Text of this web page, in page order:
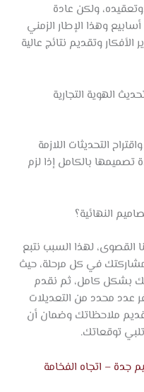
ولكن عادة
تستغرق عملية التصميم من 2 إلى 6 أسابيع وهذا الإطار الزمني
وتقديم نتائج عالية
الهوية التجارية
التحديثات اللازمة
تصميمها بالكامل إذا لزم
النهائية؟
القصوى، لهذا السبب نتبع
في كل مرحلة، حيث
بشكل كامل، ثم نقدم
عدد محدد من التعديلات
ملاحظاتك وضمان أن
توقعاتك.
جدة – اتجاه الفخامة